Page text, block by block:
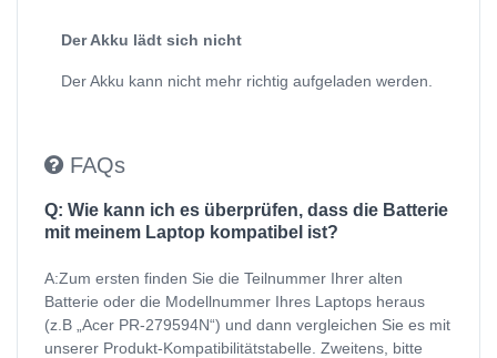
Der Akku lädt sich nicht
Der Akku kann nicht mehr richtig aufgeladen werden.
FAQs
Q: Wie kann ich es überprüfen, dass die Batterie
mit meinem Laptop kompatibel ist?
A:Zum ersten finden Sie die Teilnummer Ihrer alten
Batterie oder die Modellnummer Ihres Laptops heraus
(z.B „Acer PR-279594N“) und dann vergleichen Sie es mit
unserer Produkt-Kompatibilitätstabelle. Zweitens, bitte